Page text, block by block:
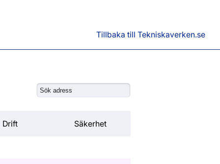
Tillbaka till Tekniskaverken.se
Drift Säkerhet